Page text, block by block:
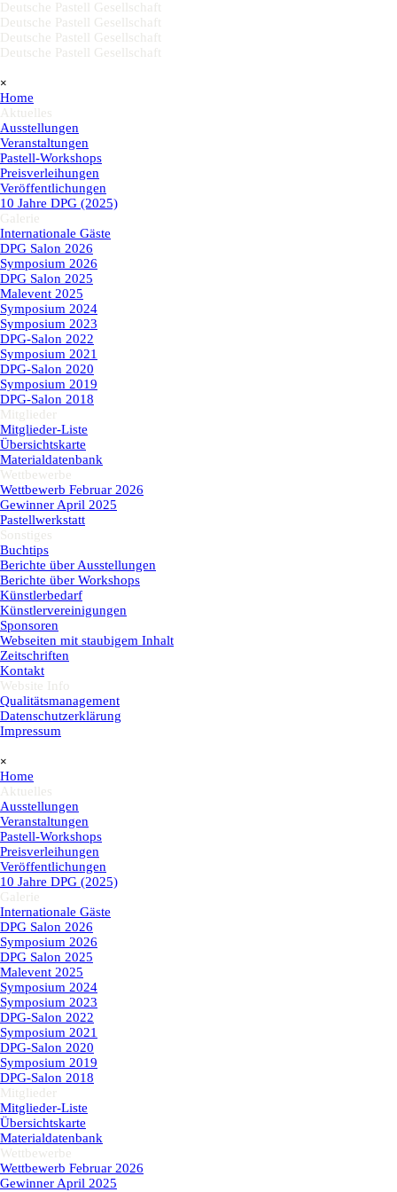
Direkt zum Seiteninhalt
Deutsche Pastell Gesellschaft
Deutsche Pastell Gesellschaft
Deutsche Pastell Gesellschaft
Deutsche Pastell Gesellschaft
×
Home
Aktuelles
Ausstellungen
Veranstaltungen
Pastell-Workshops
Preisverleihungen
Veröffentlichungen
10 Jahre DPG (2025)
Galerie
Internationale Gäste
DPG Salon 2026
Symposium 2026
DPG Salon 2025
Malevent 2025
Symposium 2024
Symposium 2023
DPG-Salon 2022
Symposium 2021
DPG-Salon 2020
Symposium 2019
DPG-Salon 2018
Mitglieder
Mitglieder-Liste
Übersichtskarte
Materialdatenbank
Wettbewerbe
Wettbewerb Februar 2026
Gewinner April 2025
Pastellwerkstatt
Sonstiges
Buchtips
Berichte über Ausstellungen
Berichte über Workshops
Künstlerbedarf
Künstlervereinigungen
Sponsoren
Webseiten mit staubigem Inhalt
Zeitschriften
Kontakt
Website Info
Qualitätsmanagement
Datenschutzerklärung
Impressum
×
Home
Aktuelles
Ausstellungen
Veranstaltungen
Pastell-Workshops
Preisverleihungen
Veröffentlichungen
10 Jahre DPG (2025)
Galerie
Internationale Gäste
DPG Salon 2026
Symposium 2026
DPG Salon 2025
Malevent 2025
Symposium 2024
Symposium 2023
DPG-Salon 2022
Symposium 2021
DPG-Salon 2020
Symposium 2019
DPG-Salon 2018
Mitglieder
Mitglieder-Liste
Übersichtskarte
Materialdatenbank
Wettbewerbe
Wettbewerb Februar 2026
Gewinner April 2025